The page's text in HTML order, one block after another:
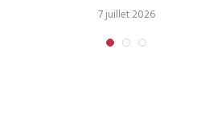
7 juillet 2026